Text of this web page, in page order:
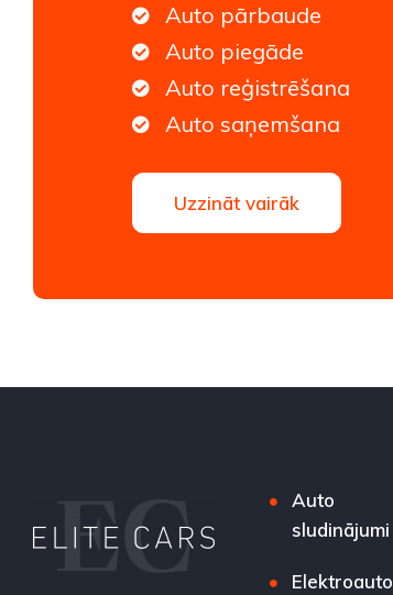
Auto pārbaude
Auto piegāde
Auto reģistrēšana
Auto saņemšana
Uzzināt vairāk
Auto
sludinājumi
Elektroauto